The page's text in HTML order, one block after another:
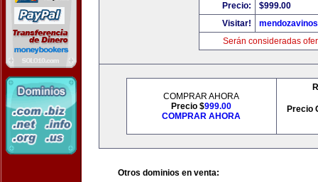
Precio:
$999.00
Visitar!
Serán consideradas
COMPRAR AHORA
Precio $999.00
COMPRAR AHORA
Precio
Otros dominios en venta: